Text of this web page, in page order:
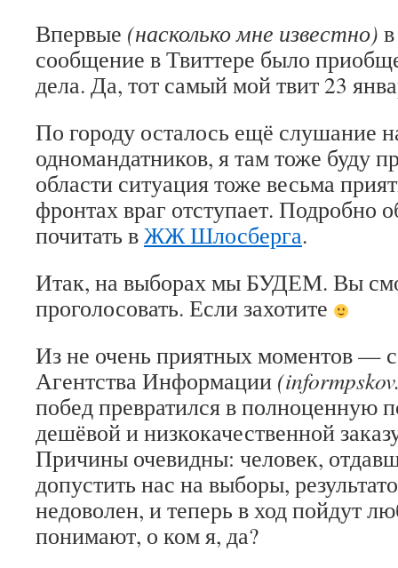
Впервые (насколько мне известно)
сообщение в Твиттере было
дела. Да, тот самый мой твит 23
По городу осталось ещё слушание
одномандатников, я там тоже буду
области ситуация тоже весьма
фронтах враг отступает. Подробно
почитать вЖЖ Шлосберга.
Итак, на выборах мы БУДЕМ. Вы
проголосовать. Если захотите
Из не очень приятных моментов —
Агентства Информации
побед превратился в полноценную
дешёвой и низкокачественной
Причины очевидны: человек,
допустить нас на выборы,
недоволен, и теперь в ход пойдут
понимают, о ком я, да?